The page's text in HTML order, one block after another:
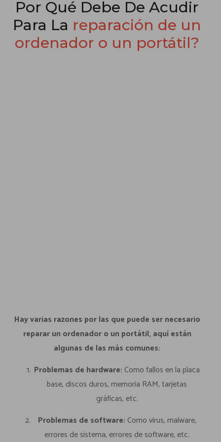
Por Qué Debe De Acudir
Para La reparación de un
ordenador o un portátil?
Hay varias razones por las que puede ser necesario
reparar un ordenador o un portátil, aquí están
algunas de las más comunes:
Problemas de hardware: Como fallos en la placa
base, discos duros, memoria RAM, tarjetas
gráficas, etc.
Problemas de software: Como virus, malware,
errores de sistema, errores de software, etc.